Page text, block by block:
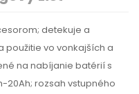
detekuje a
použitie vo vonkajších a
na nabíjanie batérií s
20Ah; rozsah vstupného